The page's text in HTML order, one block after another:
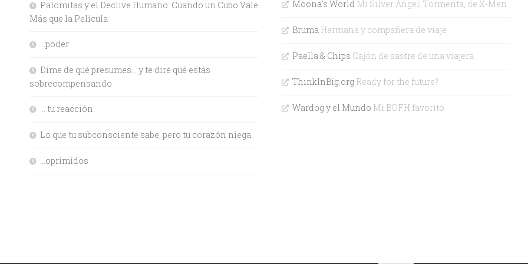
Palomitas y el Declive Humano: Cuando un Cubo Vale
Más que la Película
…poder
Dime de qué presumes… y te diré qué estás
sobrecompensando
… tu reacción
Lo que tu subconsciente sabe, pero tu corazón niega.
…oprimidos
Moona's World Mi Silver Angel. Tormenta, de X-Men
Bruma Hermana y compañera de viaje
Paella & Chips Cajón de sastre de una viajera
ThinkInBig.orgReady for the future?
Wardog y el Mundo Mi BOFH favorito